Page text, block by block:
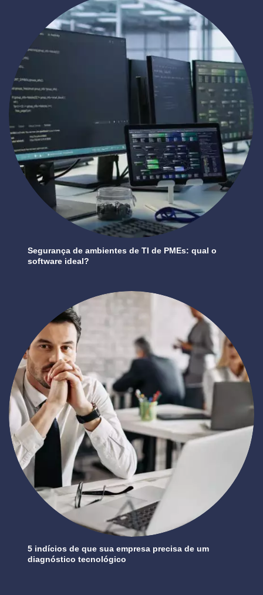
Segurança de ambientes de TI de PMEs: qual o
software ideal?
5 indícios de que sua empresa precisa de um
diagnóstico tecnológico